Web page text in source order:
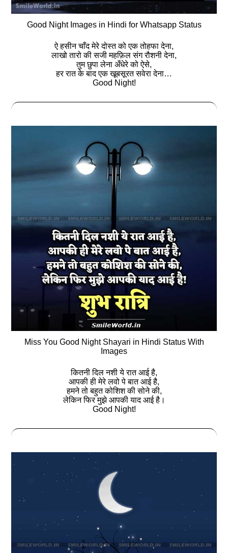
Good Night Images in Hindi for Whatsapp Status
ऐ हसीन चाँद मेरे दोस्त को एक तोहफा देना,
लाखो तारो की सजी महफ़िल संग रौशनी देना,
तुम छुपा लेना अँधेरे को ऐसे,
हर रात के बाद एक खूबसूरत सवेरा देना…
Good Night!
Miss You Good Night Shayari in Hindi Status With
Images
कितनी दिल नशी ये रात आई है,
आपकी ही मेरे लवो पे बात आई है,
हमने तो बहुत कोशिश की सोने की,
लेकिन फिर मुझे आपकी याद आई है।
Good Night!